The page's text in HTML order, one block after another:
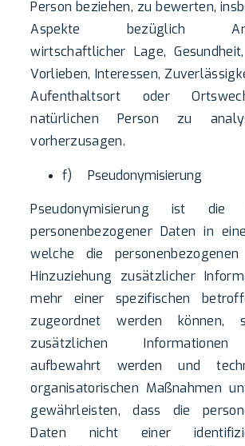
Person beziehen, zu bewerten,
Aspekte bezüglich
wirtschaftlicher Lage,
Vorlieben, Interessen,
Aufenthaltsort oder
natürlichen Person zu
vorherzusagen.
f) Pseudonymisierung
Pseudonymisierung ist die
personenbezogener Daten in
welche die
Hinzuziehung zusätzlicher
mehr einer spezifischen
zugeordnet werden können,
zusätzlichen
aufbewahrt werden und
organisatorischen Maßnahmen
gewährleisten, dass die
Daten nicht einer